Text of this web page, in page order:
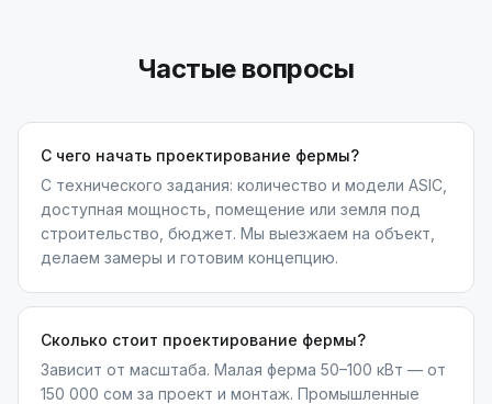
Частые вопросы
С чего начать проектирование фермы?
С технического задания: количество и модели ASIC,
доступная мощность, помещение или земля под
строительство, бюджет. Мы выезжаем на объект,
делаем замеры и готовим концепцию.
Сколько стоит проектирование фермы?
Зависит от масштаба. Малая ферма 50–100 кВт — от
150 000 сом за проект и монтаж. Промышленные